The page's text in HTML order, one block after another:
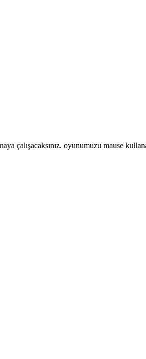
çalışacaksınız. oyunumuzu mause